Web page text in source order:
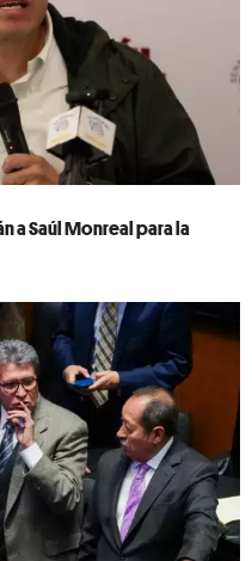
a Saúl Monreal para la